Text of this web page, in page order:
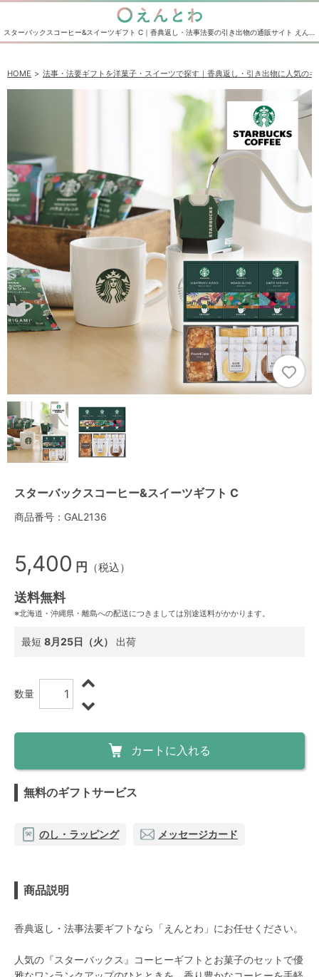
HOME 法事・法要ギフトを洋菓子・スイーツで探す｜香典返し・引き出物に人気のギ
スターバックスコーヒー&スイーツギフト C
商品番号：GAL2136
5,400 円 （税込）
送料無料
※北海道・沖縄県・離島への配送につきましては別途送料がかかります。
最短 8月25日（火） 出荷
数量
カートに入れる
無料のギフトサービス
のし・ラッピング メッセージカード
商品説明
香典返し・法事法要ギフトなら「えんとわ」にお任せください。
人気の『スターバックス』コーヒーギフトとお菓子のセットで優